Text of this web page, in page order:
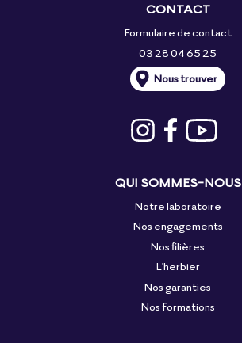
CONTACT
Formulaire de contact
03 28 04 65 25
Nous trouver
QUI SOMMES-NOUS
Notre laboratoire
Nos engagements
Nos filières
L'herbier
Nos garanties
Nos formations